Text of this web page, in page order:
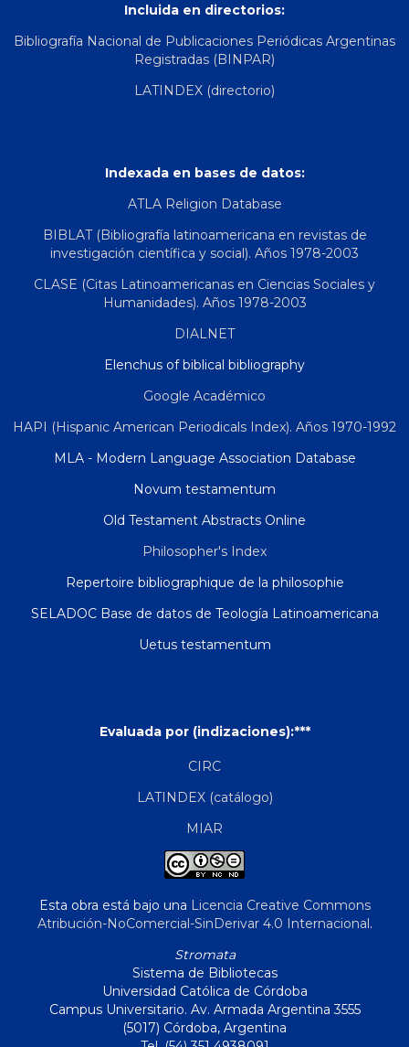
Incluida en directorios:
Bibliografía Nacional de Publicaciones Periódicas Argentinas
Registradas (BINPAR)
LATINDEX (directorio)
Indexada en bases de datos:
ATLA Religion Database
BIBLAT (Bibliografía latinoamericana en revistas de
investigación científica y social). Años 1978-2003
CLASE (Citas Latinoamericanas en Ciencias Sociales y
Humanidades). Años 1978-2003
DIALNET
Elenchus of biblical bibliography
Google Académico
HAPI (Hispanic American Periodicals Index). Años 1970-1992
MLA - Modern Language Association Database
Novum testamentum
Old Testament Abstracts Online
Philosopher's Index
Repertoire bibliographique de la philosophie
SELADOC Base de datos de Teología Latinoamericana
Uetus testamentum
Evaluada por (indizaciones):***
CIRC
LATINDEX (catálogo)
MIAR
Esta obra está bajo una Licencia Creative Commons
Atribución-NoComercial-SinDerivar 4.0 Internacional.
Stromata
Sistema de Bibliotecas
Universidad Católica de Córdoba
Campus Universitario. Av. Armada Argentina 3555
(5017) Córdoba, Argentina